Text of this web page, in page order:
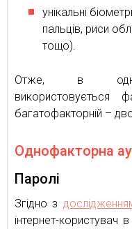
унікальні
пальців, риси
тощо).
Отже, в
багатофакторній –
Однофакторна
Паролі
Згідно з
інтернет-